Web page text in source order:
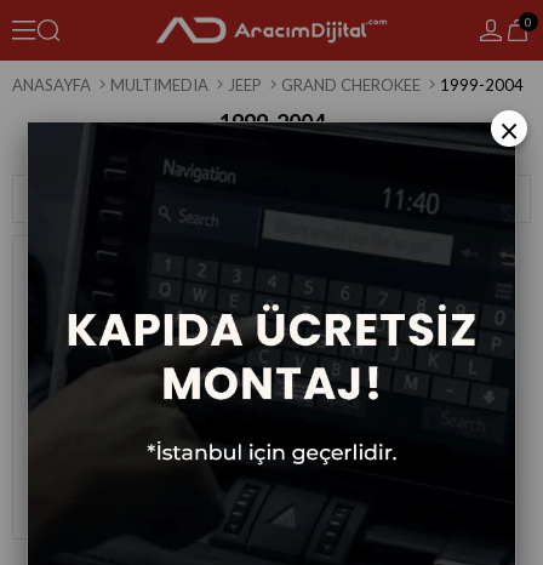
0
ANASAYFA MULTIMEDIA JEEP GRAND CHEROKEE 1999-2004
1999-2004
Filtreleme
Multimedya Sistemi 1999-2004
×